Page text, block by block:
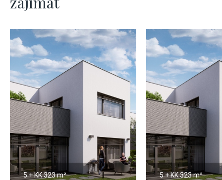
5 + KK323 m² 5 + KK323 m²